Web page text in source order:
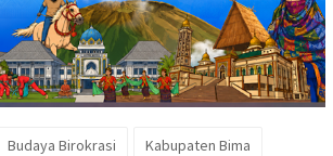
Budaya Birokrasi
Kabupaten Bima